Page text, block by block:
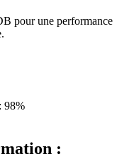
pour une performance
98%
: